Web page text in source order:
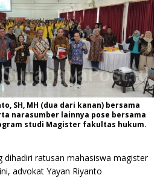
SH, MH (dua dari kanan) bersama
narasumber lainnya pose bersama
studi Magister fakultas hukum.
dihadiri ratusan mahasiswa magister
advokat Yayan Riyanto